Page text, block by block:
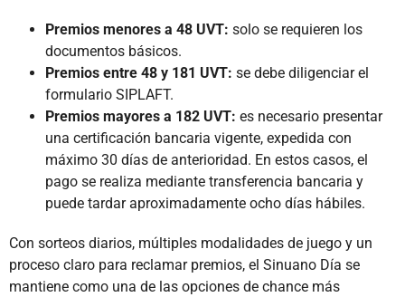
Premios menores a 48 UVT: solo se requieren los
documentos básicos.
Premios entre 48 y 181 UVT: se debe diligenciar el
formulario SIPLAFT.
Premios mayores a 182 UVT: es necesario presentar
una certificación bancaria vigente, expedida con
máximo 30 días de anterioridad. En estos casos, el
pago se realiza mediante transferencia bancaria y
puede tardar aproximadamente ocho días hábiles.
Con sorteos diarios, múltiples modalidades de juego y un
proceso claro para reclamar premios, el Sinuano Día se
mantiene como una de las opciones de chance más